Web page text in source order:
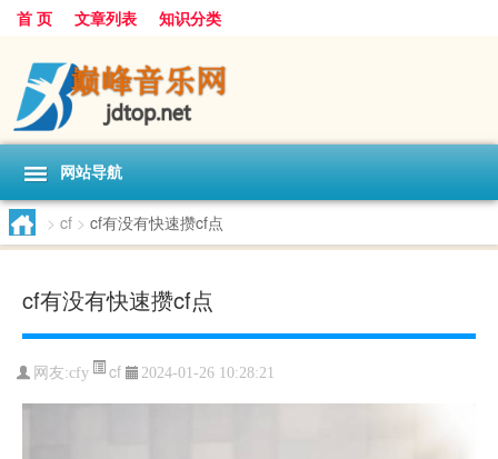
首 页 文章列表 知识分类
网站导航
> cf > cf有没有快速攒cf点
cf有没有快速攒cf点
网友:cfy cf 2024-01-26 10:28:21